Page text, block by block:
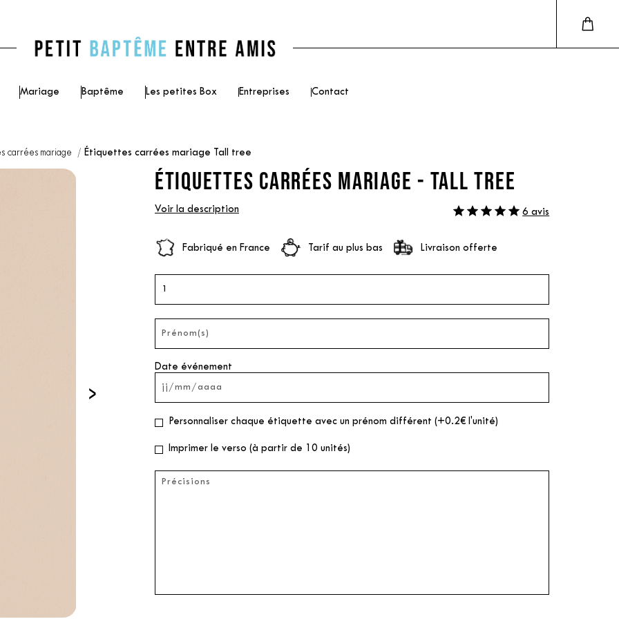
Mariage Baptême Les petites Box Entreprises Contact
carrées mariage Étiquettes carrées mariage Tall tree
›
ÉTIQUETTES CARRÉES MARIAGE - TALL TREE
Voir la description 6 avis
Fabriqué en France Tarif au plus bas Livraison offerte
Date événement
Personnaliser chaque étiquette avec un prénom différent (+0.2€ l'unité)
Imprimer le verso (à partir de 10 unités)